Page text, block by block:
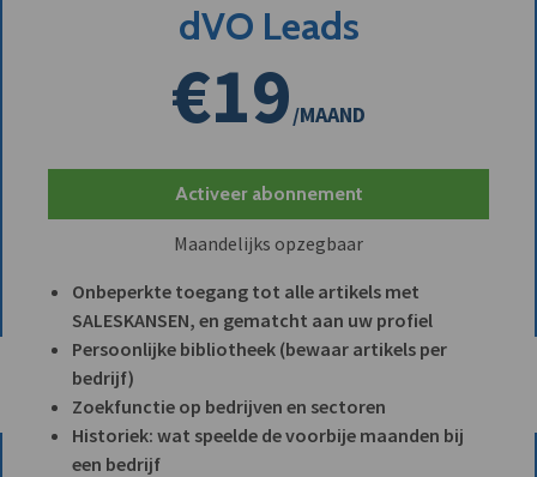
dVO Leads
€19/MAAND
Activeer abonnement
Maandelijks opzegbaar
Onbeperkte toegang tot alle artikels met
SALESKANSEN, en gematcht aan uw profiel
Persoonlijke bibliotheek (bewaar artikels per
bedrijf)
Zoekfunctie op bedrijven en sectoren
Historiek: wat speelde de voorbije maanden bij
een bedrijf